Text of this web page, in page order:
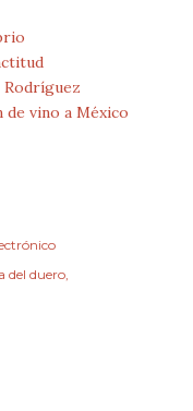
Rodríguez
vino a México
del duero